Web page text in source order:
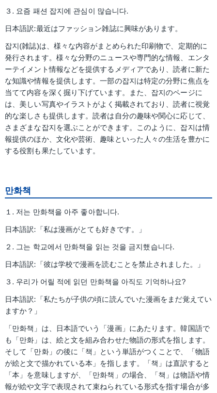
３. 요즘 패션 잡지에 관심이 많습니다.
日本語訳:最近はファッション雑誌に興味があります。
잡지(雑誌)は、様々な内容がまとめられた印刷物で、定期的に
発行されます。様々な分野のニュースや専門的な情報、エンタ
ーテイメント情報などを提供するメディアであり、読者に新た
な知識や情報を提供します。一部の잡지は特定の分野に焦点を
当てて内容を深く掘り下げています。また、잡지のページに
は、美しい写真やイラストがよく掲載されており、読者に視覚
的な楽しさも提供します。読者は自分の趣味や関心に応じて、
さまざまな잡지を選ぶことができます。このように、잡지は情
報提供のほか、文化や芸術、趣味といった人々の生活を豊かに
する役割も果たしています。
만화책
１. 저는 만화책을 아주 좋아합니다.
日本語訳:「私は漫画がとても好きです。」
２. 그는 학교에서 만화책을 읽는 것을 금지했습니다.
日本語訳:「彼は学校で漫画を読むことを禁止されました。」
３. 우리가 어릴 적에 읽던 만화책을 아직도 기억하나요?
日本語訳:「私たちが子供の頃に読んでいた漫画をまだ覚えてい
ますか？」
「만화책」は、日本語でいう「漫画」にあたります。韓国語で
も「만화」は、絵と文を組み合わせた物語の形式を指します。
そして「만화」の後に「책」という単語がつくことで、「物語
が絵と文で描かれている本」を指します。「책」は直訳すると
「本」を意味しますが、「만화책」の場合、「책」は物語や情
報が絵や文字で表現されて束ねられている形式を指す場合が多